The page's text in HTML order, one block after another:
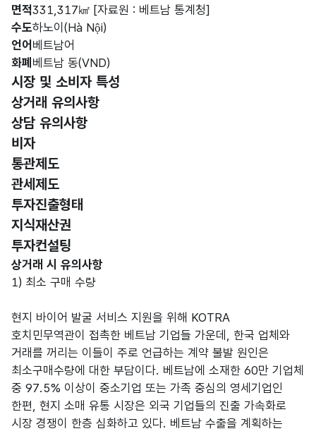
면적331,317㎢ [자료원 : 베트남 통계청]
수도하노이(Hà Nội)
언어 베트남어
화폐 베트남 동(VND)
시장 및 소비자 특성
선택됨
상거래 유의사항
상담 유의사항
비자
통관제도
관세제도
투자진출형태
지식재산권
투자컨설팅
상거래 유의사항
상거래 시 유의사항
1) 최소 구매 수량
현지 바이어 발굴 서비스 지원을 위해 KOTRA
호치민무역관이 접촉한 베트남 기업들 가운데, 한국 업체와
거래를 꺼리는 이들이 주로 언급하는 계약 불발 원인은
최소구매수량에 대한 부담이다. 베트남에 소재한 60만 기업체
중 97.5% 이상이 중소기업 또는 가족 중심의 영세기업인
한편, 현지 소매 유통 시장은 외국 기업들의 진출 가속화로
시장 경쟁이 한층 심화하고 있다. 베트남 수출을 계획하는